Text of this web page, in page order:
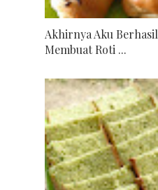
Akhirnya Aku Berhasil
Membuat Roti ...